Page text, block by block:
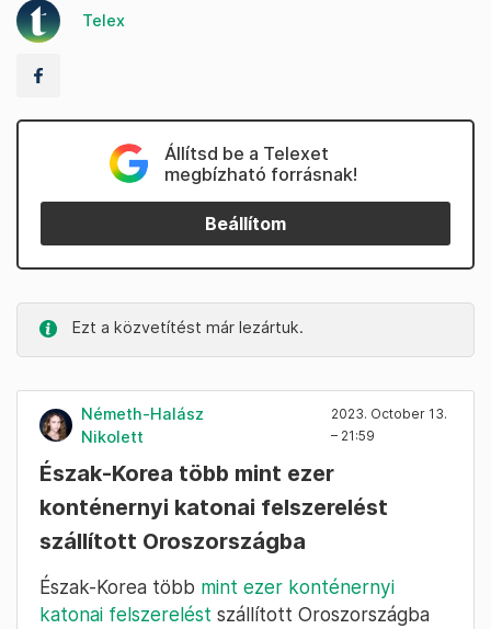
Telex
Állítsd be a Telexet
megbízható forrásnak!
Beállítom
Ezt a közvetítést már lezártuk.
Németh-Halász
Nikolett
2023. October 13.
– 21:59
Észak-Korea több mint ezer
konténernyi katonai felszerelést
szállított Oroszországba
Észak-Korea több mint ezer konténernyi
katonai felszerelést szállított Oroszországba